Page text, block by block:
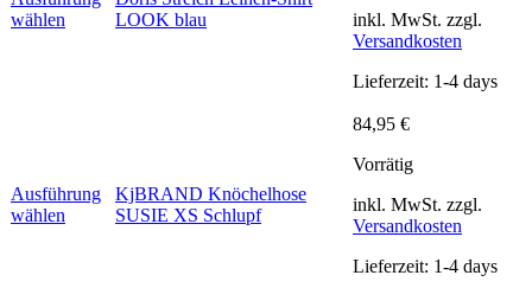
wählen
können
LOOK blau
inkl. MwSt. zzgl.
Versandkosten
Lieferzeit: 1-4 days
Ausführung
wählen
KjBRAND Knöchelhose
SUSIE XS Schlupf
84,95 €
Vorrätig
inkl. MwSt. zzgl.
Versandkosten
Lieferzeit: 1-4 days